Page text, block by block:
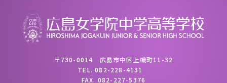
〒730-0014 広島市中区上幟町11-32
TEL.082-228-4131
FAX. 082-227-5376